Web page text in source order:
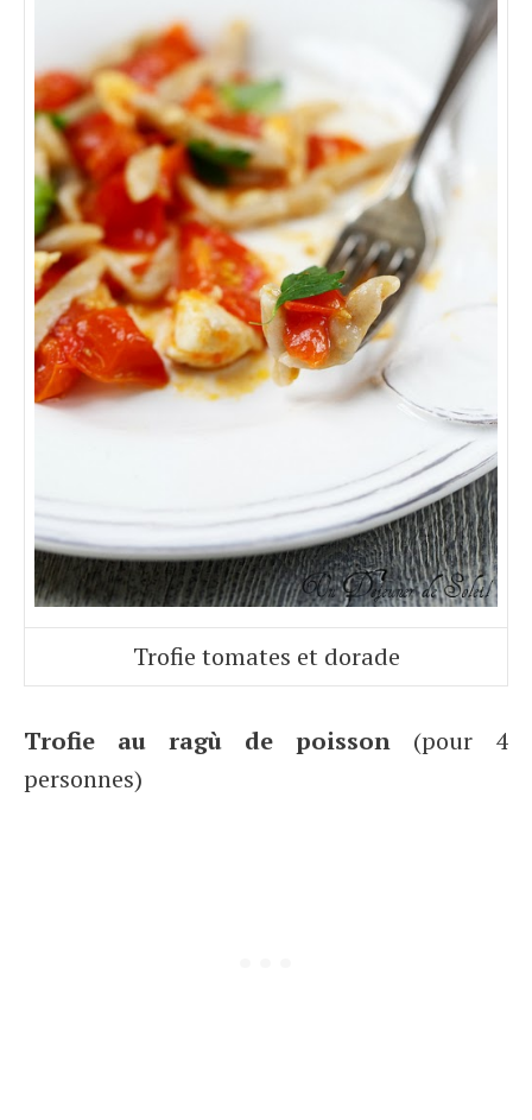
Trofie tomates et dorade
Trofie au ragù de poisson (pour 4
personnes)